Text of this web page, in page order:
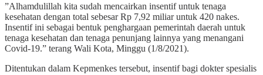
”Alhamdulillah kita sudah mencairkan insentif untuk tenaga
kesehatan dengan total sebesar Rp 7,92 miliar untuk 420 nakes.
Insentif ini sebagai bentuk penghargaan pemerintah daerah untuk
tenaga kesehatan dan tenaga penunjang lainnya yang menangani
Covid-19.” terang Wali Kota, Minggu (1/8/2021).
Ditentukan dalam Kepmenkes tersebut, insentif bagi dokter spesialis